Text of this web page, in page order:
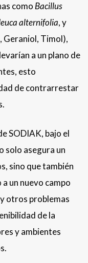
como Bacillus
alternifolia, y
Geraniol, Timol),
a un plano de
esto
de contrarrestar
SODIAK, bajo el
solo asegura un
sino que también
un nuevo campo
otros problemas
de la
y ambientes